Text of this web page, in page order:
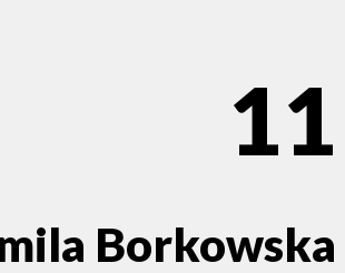
11
Borkowska